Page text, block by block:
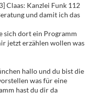
Claas: Kanzlei Funk 112
und damit ich das
sich dort ein Programm
jetzt erzählen wollen was
hallo und du bist die
was für eine
hast du dir da